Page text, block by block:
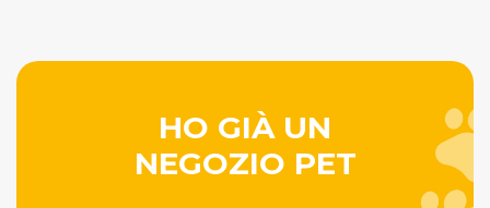
HO GIÀ UN
NEGOZIO PET